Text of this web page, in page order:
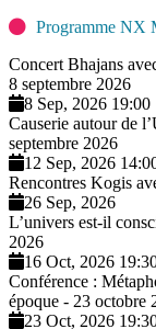
Programme NX
Concert Bhajans
8 septembre 2026
8 Sep, 2026 19:00
Causerie autour de
septembre 2026
12 Sep, 2026
Rencontres Kogis
26 Sep, 2026
L’univers est-il
2026
16 Oct, 2026
Conférence :
époque - 23 octobre
23 Oct, 2026